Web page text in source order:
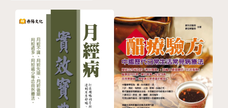
臘，印度，愛爾蘭，瑞士和丹麥等多國政府委託，組成
機構指導保健方案。
在克萊門博士的諸多貢獻之中，他最自豪的即是《保健
食品的真相》一書，因為他知道，此書將打開千百萬人
的視野，保護他們遠離大部分由這些藥丸和藥劑所帶來
的不良影響。